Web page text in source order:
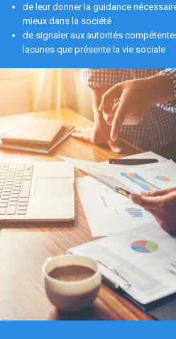
de leur donner la guidance
mieux dans la société
de signaler aux autorités
lacunes que présente la vie sociale